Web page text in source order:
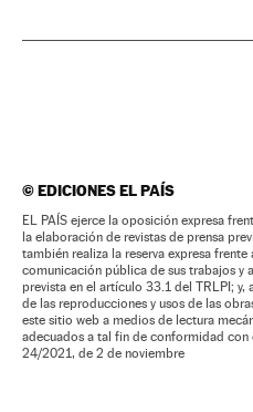
©EDICIONES EL PAÍS
EL PAÍS ejerce la oposición expresa
la elaboración de revistas de prensa
también realiza la reserva expresa
comunicación pública de sus trabajos y
prevista en el artículo 33.1 del TRLPI; y,
de las reproducciones y usos de las
este sitio web a medios de lectura
adecuados a tal fin de conformidad
24/2021, de 2 de noviembre